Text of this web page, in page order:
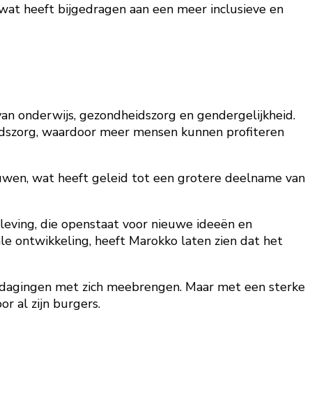
heeft bijgedragen aan een meer inclusieve en
onderwijs, gezondheidszorg en gendergelijkheid.
waardoor meer mensen kunnen profiteren
wat heeft geleid tot een grotere deelname van
die openstaat voor nieuwe ideeën en
ontwikkeling, heeft Marokko laten zien dat het
met zich meebrengen. Maar met een sterke
al zijn burgers.